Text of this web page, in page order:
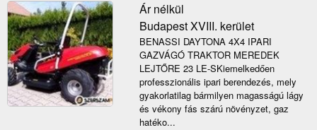
Ár nélkül
Budapest XVIII. kerület
BENASSI DAYTONA 4X4 IPARI
GAZVÁGÓ TRAKTOR MEREDEK
LEJTŐRE 23 LE-SKiemelkedően
professzionális ipari berendezés, mely
gyakorlatilag bármilyen magasságú lágy
és vékony fás szárú növényzet, gaz
hatéko...